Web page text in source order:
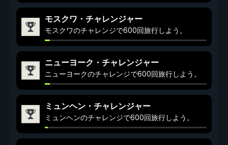
モスクワ・チャレンジャー
モスクワのチャレンジで600回旅行しよう。
ニューヨーク・チャレンジャー
ニューヨークのチャレンジで600回旅行しよう。
ミュンヘン・チャレンジャー
ミュンヘンのチャレンジで600回旅行しよう。